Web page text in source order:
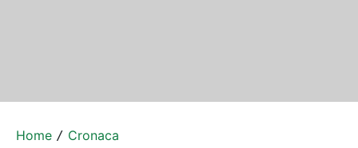
Home / Cronaca